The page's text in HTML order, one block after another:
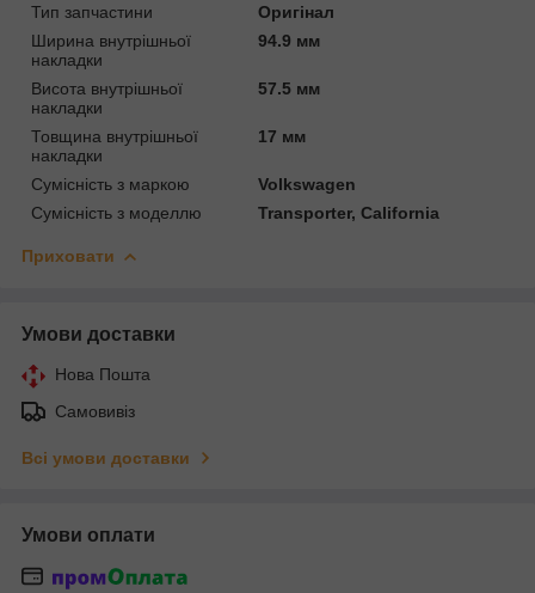
Тип запчастини
Оригінал
Ширина внутрішньої
накладки
94.9 мм
Висота внутрішньої
накладки
57.5 мм
Товщина внутрішньої
накладки
17 мм
Сумісність з маркою
Volkswagen
Сумісність з моделлю
Transporter, California
Приховати
Умови доставки
Нова Пошта
Самовивіз
Всі умови доставки
Умови оплати